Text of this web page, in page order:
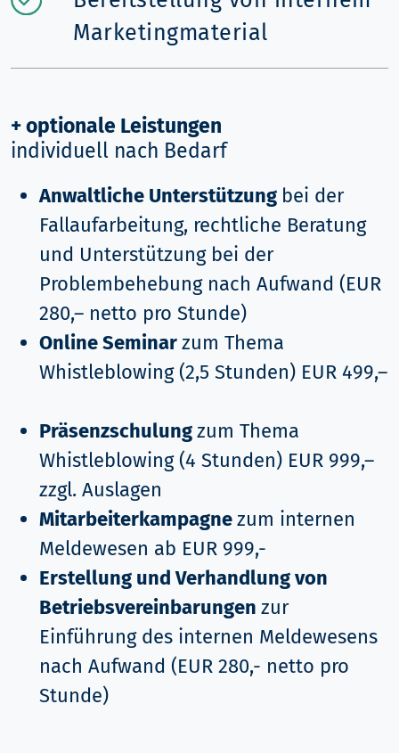
Marketingmaterial
+ optionale Leistungen
individuell nach Bedarf
Anwaltliche Unterstützung bei der
Fallaufarbeitung, rechtliche Beratung
und Unterstützung bei der
Problembehebung nach Aufwand (EUR
280,– netto pro Stunde)
Online Seminarzum Thema
Whistleblowing (2,5 Stunden) EUR 499,–
Präsenzschulungzum Thema
Whistleblowing (4 Stunden) EUR 999,–
zzgl. Auslagen
Mitarbeiterkampagnezum internen
Meldewesen ab EUR 999,-
Erstellung und Verhandlung von
Betriebsvereinbarungen zur
Einführung des internen Meldewesens
nach Aufwand (EUR 280,- netto pro
Stunde)